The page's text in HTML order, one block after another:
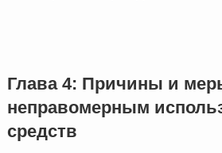
Глава 4: Причины и
неправомерным
средств